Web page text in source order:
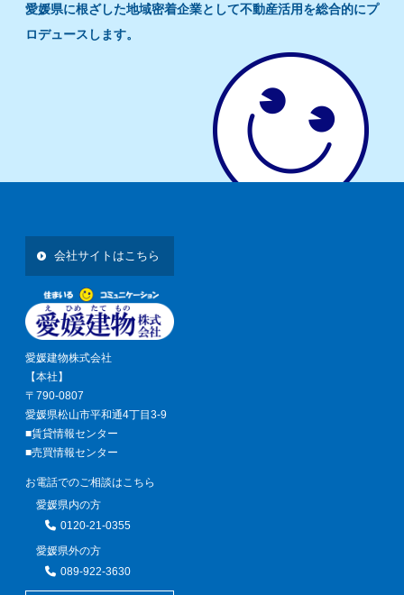
愛媛県に根ざした地域密着企業として不動産活用を総合的にプ
ロデュースします。
会社サイトはこちら
愛媛建物株式会社
【本社】
〒790-0807
愛媛県松山市平和通4丁目3-9
■賃貸情報センター
■売買情報センター
お電話でのご相談はこちら
愛媛県内の方
0120-21-0355
愛媛県外の方
089-922-3630